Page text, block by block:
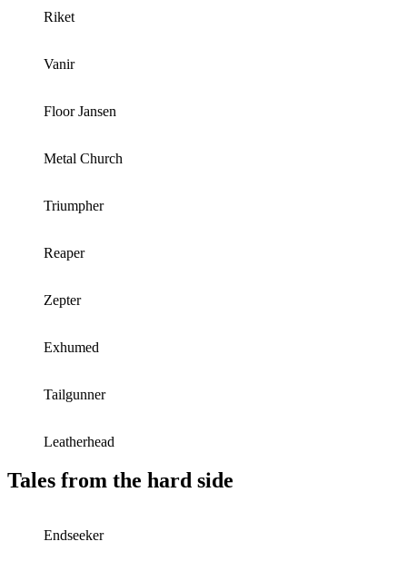
Riket
Vanir
Floor Jansen
Metal Church
Triumpher
Reaper
Zepter
Exhumed
Tailgunner
Leatherhead
Tales from the hard side
Endseeker